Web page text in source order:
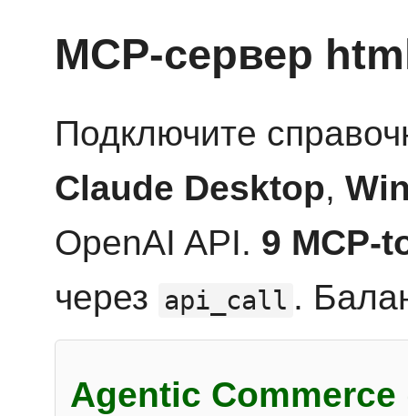
MCP-сервер
Подключите
Claude Desktop,
OpenAI API. 9 MCP-
через api_call .
Agentic Commerce